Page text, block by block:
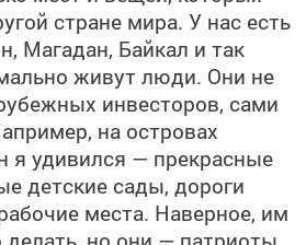
стране мира. У нас есть
Магадан, Байкал и так
живут люди. Они не
инвесторов, сами
на островах
я удивился — прекрасные
детские сады, дороги
места. Наверное, им